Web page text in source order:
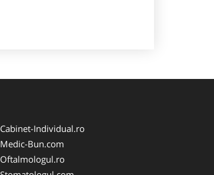
Cabinet-Individual.ro
Medic-Bun.com
Oftalmologul.ro